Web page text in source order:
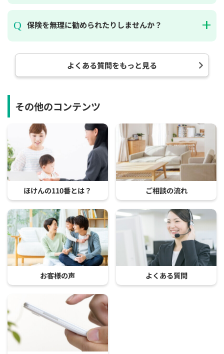
保険を無理に勧められたりしませんか？
よくある質問をもっと見る
その他のコンテンツ
ほけんの110番とは？ ご相談の流れ
お客様の声 よくある質問